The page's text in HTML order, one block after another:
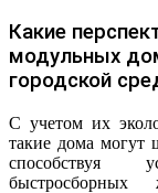
Какие
модульных
городской
С учетом их
такие дома могут
способствуя